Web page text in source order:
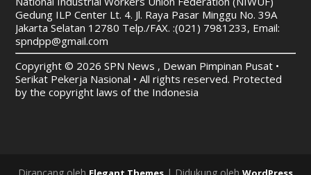
Gedung ILP Center Lt. 4. Jl. Raya Pasar Minggu No. 39A
Jakarta Selatan 12780 Telp./FAX. :(021) 7981233, Email:
spndpp@gmail.com
Copyright © 2026 SPN News , Dewan Pimpinan Pusat •
Serikat Pekerja Nasional • All rights reserved. Protected
by the copyright laws of the Indonesia